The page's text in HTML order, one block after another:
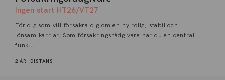
Ingen start HT26/VT27
För dig som vill försäkra dig om en ny rolig, stabil och
lönsam karriär. Som försäkringsrådgivare har du en central
funk...
2 ÅR DISTANS